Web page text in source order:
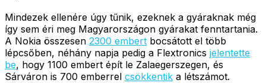
Mindezek ellenére úgy tűnik, ezeknek a gyáraknak még
így sem éri meg Magyarországon gyárakat fenntartania.
A Nokia összesen 2300 embert bocsátott el több
lépcsőben, néhány napja pedig a Flextronics jelentette
be, hogy 1100 embert épít le Zalaegerszegen, és
Sárváron is 700 emberrel csökkentik a létszámot.